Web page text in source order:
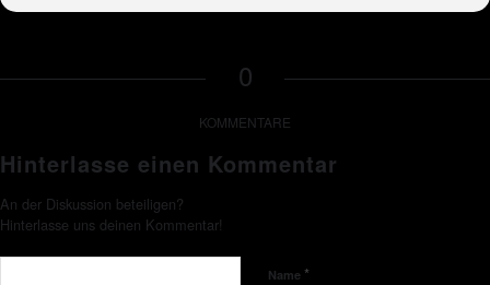
0
KOMMENTARE
Hinterlasse einen Kommentar
An der Diskussion beteiligen?
Hinterlasse uns deinen Kommentar!
Name *